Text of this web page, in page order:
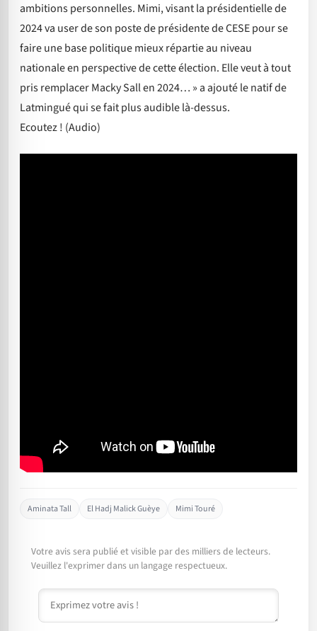
ambitions personnelles. Mimi, visant la présidentielle de
2024 va user de son poste de présidente de CESE pour se
faire une base politique mieux répartie au niveau
nationale en perspective de cette élection. Elle veut à tout
pris remplacer Macky Sall en 2024… » a ajouté le natif de
Latmingué qui se fait plus audible là-dessus.
Ecoutez ! (Audio)
Aminata Tall El Hadj Malick Guèye Mimi Touré
Votre avis sera publié et visible par des milliers de lecteurs.
Veuillez l'exprimer dans un langage respectueux.
Commentaire